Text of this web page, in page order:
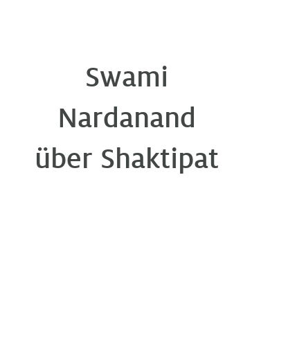
Swami
Nardanand
über Shaktipat